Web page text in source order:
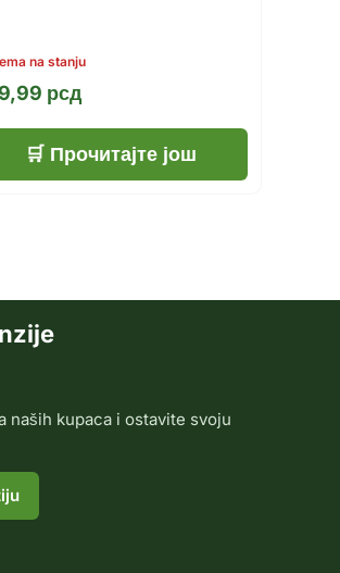
рсд
Прочитајте још
naših kupaca i ostavite svoju